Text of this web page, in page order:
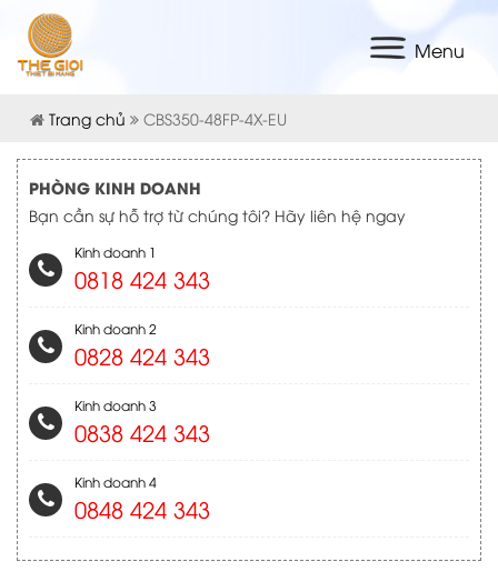
Menu
Trang chủ CBS350-48FP-4X-EU
PHÒNG KINH DOANH
Bạn cần sự hỗ trợ từ chúng tôi? Hãy liên hệ ngay
Kinh doanh 1
0818 424 343
Kinh doanh 2
0828 424 343
Kinh doanh 3
0838 424 343
Kinh doanh 4
0848 424 343